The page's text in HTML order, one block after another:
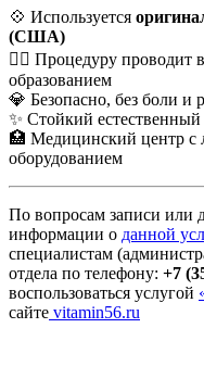
💠 Используется
(США)
👩‍⚕️ Процедуру проводит
образованием
💎 Безопасно, без боли и
✨ Стойкий естественный
🏥 Медицинский центр с
оборудованием
По вопросам записи или
информации о данной
специалистам
отдела по телефону: +7
воспользоваться услугой
сайте vitamin56.ru